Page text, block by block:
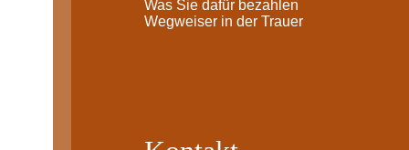
Was Sie dafür bezahlen
Wegweiser in der Trauer